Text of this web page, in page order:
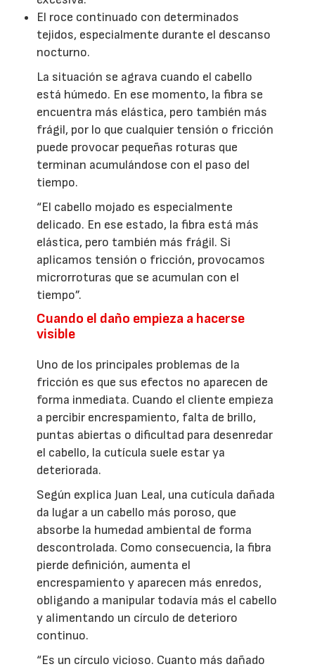
El roce continuado con determinados
tejidos, especialmente durante el descanso
nocturno.
La situación se agrava cuando el cabello
está húmedo. En ese momento, la fibra se
encuentra más elástica, pero también más
frágil, por lo que cualquier tensión o fricción
puede provocar pequeñas roturas que
terminan acumulándose con el paso del
tiempo.
“El cabello mojado es especialmente
delicado. En ese estado, la fibra está más
elástica, pero también más frágil. Si
aplicamos tensión o fricción, provocamos
microrroturas que se acumulan con el
tiempo”.
Cuando el daño empieza a hacerse
visible
Uno de los principales problemas de la
fricción es que sus efectos no aparecen de
forma inmediata. Cuando el cliente empieza
a percibir encrespamiento, falta de brillo,
puntas abiertas o dificultad para desenredar
el cabello, la cutícula suele estar ya
deteriorada.
Según explica Juan Leal, una cutícula dañada
da lugar a un cabello más poroso, que
absorbe la humedad ambiental de forma
descontrolada. Como consecuencia, la fibra
pierde definición, aumenta el
encrespamiento y aparecen más enredos,
obligando a manipular todavía más el cabello
y alimentando un círculo de deterioro
continuo.
“Es un círculo vicioso. Cuanto más dañado